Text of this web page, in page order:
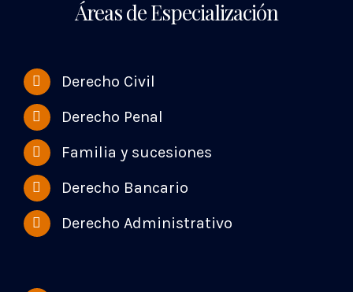
Áreas de Especialización
Derecho Civil
Derecho Penal
Familia y sucesiones
Derecho Bancario
Derecho Administrativo